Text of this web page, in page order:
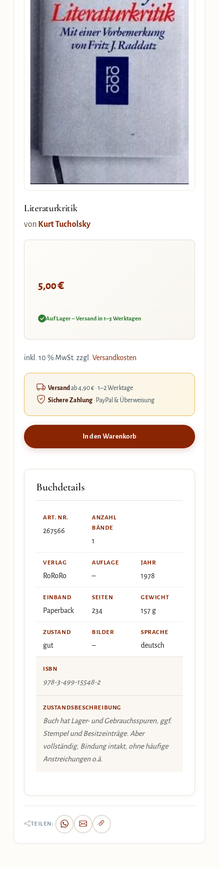
Literaturkritik
von Kurt Tucholsky
5,00€
Auf Lager – Versand in 1–3 Werktagen
inkl. 10 % MwSt. zzgl. Versandkosten
Versandab 4,90 € · 1–2 Werktage
Sichere Zahlung· PayPal & Überweisung
In den Warenkorb
Buchdetails
ART. NR.
267566
ANZAHL
BÄNDE
1
VERLAG
RoRoRo
AUFLAGE
–
JAHR
1978
EINBAND
Paperback
SEITEN
234
GEWICHT
157 g
ZUSTAND
gut
BILDER
–
SPRACHE
deutsch
ISBN
978-3-499-15548-2
ZUSTANDSBESCHREIBUNG
Buch hat Lager- und Gebrauchsspuren, ggf.
Stempel und Besitzeinträge. Aber
vollständig, Bindung intakt, ohne häufige
Anstreichungen o.ä.
TEILEN: